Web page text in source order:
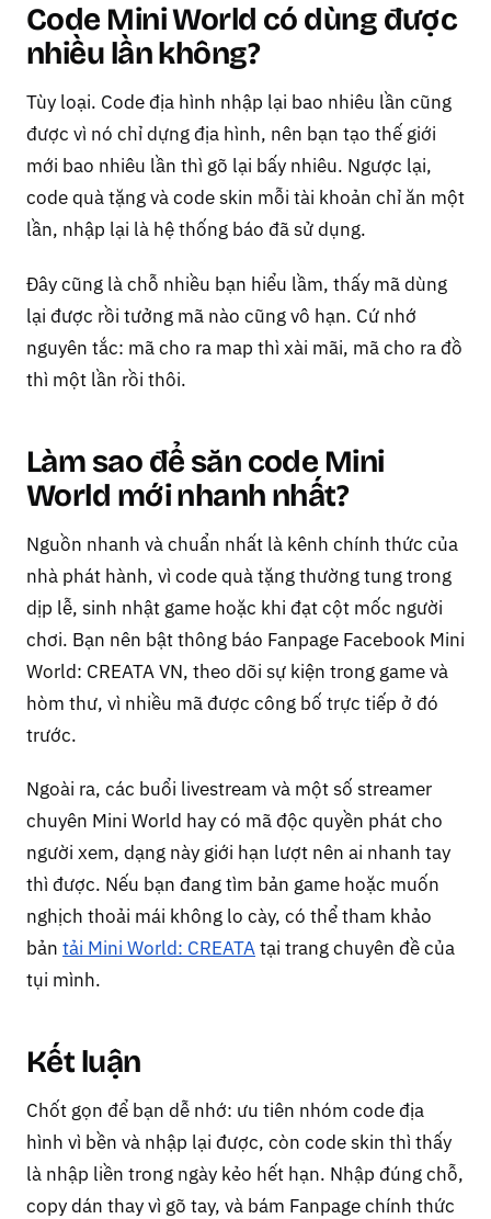
Code Mini World có dùng được
nhiều lần không?
Tùy loại. Code địa hình nhập lại bao nhiêu lần cũng
được vì nó chỉ dựng địa hình, nên bạn tạo thế giới
mới bao nhiêu lần thì gõ lại bấy nhiêu. Ngược lại,
code quà tặng và code skin mỗi tài khoản chỉ ăn một
lần, nhập lại là hệ thống báo đã sử dụng.
Đây cũng là chỗ nhiều bạn hiểu lầm, thấy mã dùng
lại được rồi tưởng mã nào cũng vô hạn. Cứ nhớ
nguyên tắc: mã cho ra map thì xài mãi, mã cho ra đồ
thì một lần rồi thôi.
Làm sao để săn code Mini
World mới nhanh nhất?
Nguồn nhanh và chuẩn nhất là kênh chính thức của
nhà phát hành, vì code quà tặng thường tung trong
dịp lễ, sinh nhật game hoặc khi đạt cột mốc người
chơi. Bạn nên bật thông báo Fanpage Facebook Mini
World: CREATA VN, theo dõi sự kiện trong game và
hòm thư, vì nhiều mã được công bố trực tiếp ở đó
trước.
Ngoài ra, các buổi livestream và một số streamer
chuyên Mini World hay có mã độc quyền phát cho
người xem, dạng này giới hạn lượt nên ai nhanh tay
thì được. Nếu bạn đang tìm bản game hoặc muốn
nghịch thoải mái không lo cày, có thể tham khảo
bản tải Mini World: CREATAtại trang chuyên đề của
tụi mình.
Kết luận
Chốt gọn để bạn dễ nhớ: ưu tiên nhóm code địa
hình vì bền và nhập lại được, còn code skin thì thấy
là nhập liền trong ngày kẻo hết hạn. Nhập đúng chỗ,
copy dán thay vì gõ tay, và bám Fanpage chính thức